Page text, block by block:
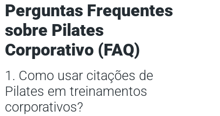
Perguntas Frequentes
sobre Pilates
Corporativo (FAQ)
1. Como usar citações de
Pilates em treinamentos
corporativos?